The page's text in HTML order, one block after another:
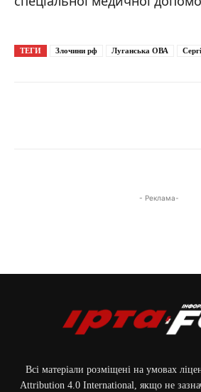
ТЕГИ Злочини рф Луганська ОВА
- Реклама-
Всі матеріали розміщені на умовах
Attribution 4.0 International, якщо не